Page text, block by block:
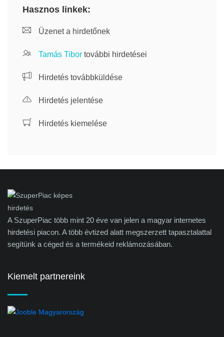
Hasznos linkek:
Üzenet a hirdetőnek
Tamás Tibor további hirdetései
Hirdetés továbbküldése
Hirdetés jelentése
Hirdetés kiemelése
A SzuperPiac több mint 20 éve van jelen a magyar internetes
hirdetési piacon. A több évtized alatt megszerzett tapasztalattal
segítünk a céged és a termékeid reklámozásában.
Kiemelt partnereink